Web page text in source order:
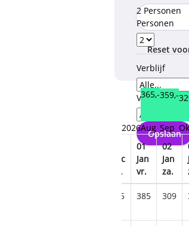
2 Personen
Personen
Verblijf
Opslaan
Reset
2026
365,-
Aug
359,-
Sep
Dec
do.
01
Jan
vr.
02
Jan
za.
475 385 309